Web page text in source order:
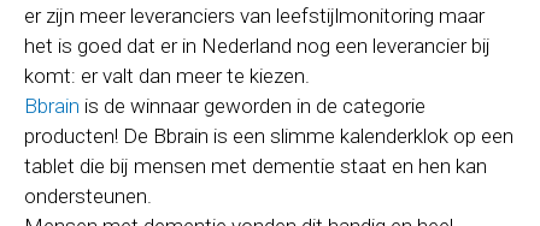
er zijn meer leveranciers van leefstijlmonitoring maar
het is goed dat er in Nederland nog een leverancier bij
komt: er valt dan meer te kiezen.
Bbrain is de winnaar geworden in de categorie
producten! De Bbrain is een slimme kalenderklok op een
tablet die bij mensen met dementie staat en hen kan
ondersteunen.